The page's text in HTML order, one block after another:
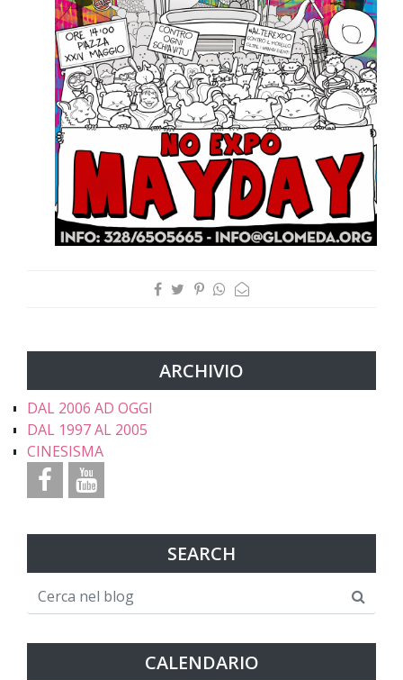
ARCHIVIO
DAL 2006 AD OGGI
DAL 1997 AL 2005
CINESISMA
SEARCH
CALENDARIO